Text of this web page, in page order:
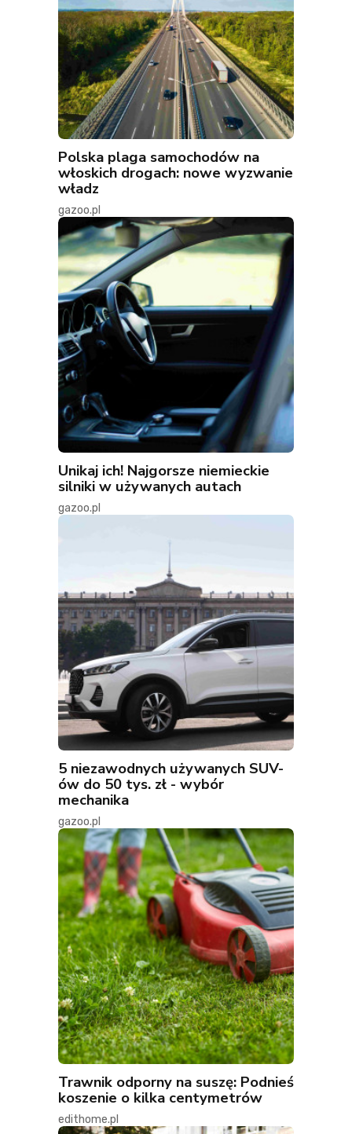
Polska plaga samochodów na
włoskich drogach: nowe wyzwanie
władz
gazoo.pl
Unikaj ich! Najgorsze niemieckie
silniki w używanych autach
gazoo.pl
5 niezawodnych używanych SUV-
ów do 50 tys. zł - wybór
mechanika
gazoo.pl
Trawnik odporny na suszę: Podnieś
koszenie o kilka centymetrów
edithome.pl